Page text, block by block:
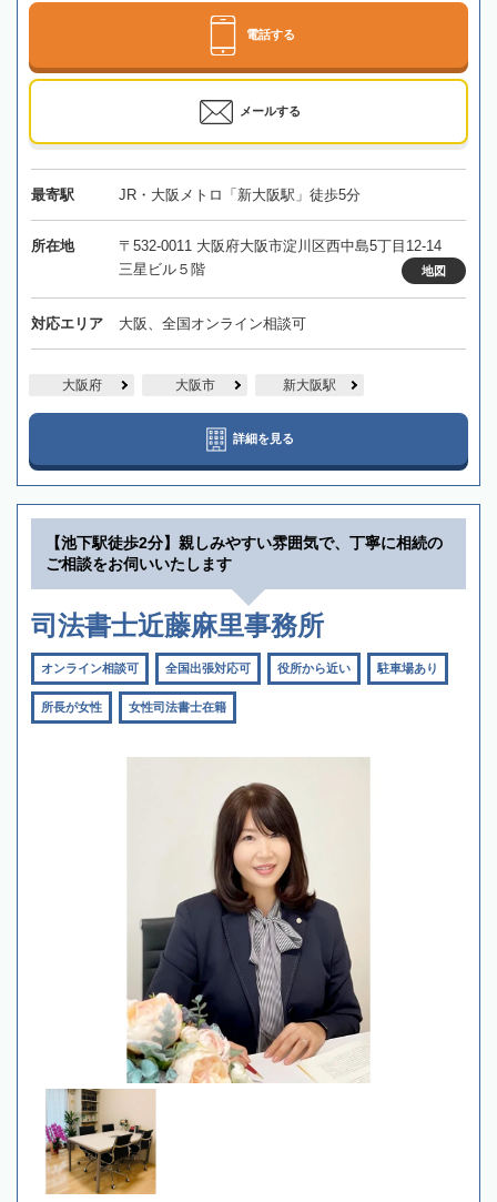
電話する
メールする
最寄駅 JR・大阪メトロ「新大阪駅」徒歩5分
所在地
〒532-0011 大阪府大阪市淀川区西中島5丁目12-14
三星ビル５階
地図
対応エリア 大阪、全国オンライン相談可
大阪府 大阪市 新大阪駅
詳細を見る
【池下駅徒歩2分】親しみやすい雰囲気で、丁寧に相続の
ご相談をお伺いいたします
司法書士近藤麻里事務所
オンライン相談可 全国出張対応可 役所から近い 駐車場あり
所長が女性 女性司法書士在籍